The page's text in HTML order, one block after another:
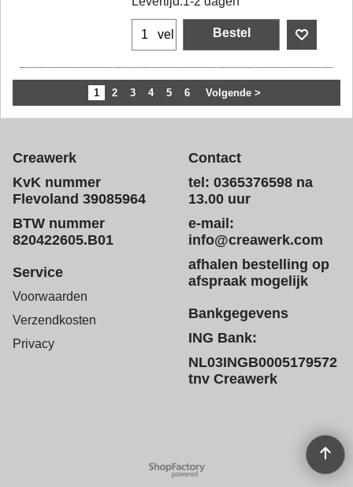
vel Bestel
1 2 3 4 5 6 Volgende >
Creawerk
KvK nummer
Flevoland 39085964
BTW nummer
820422605.B01
Contact
tel: 0365376598 na
13.00 uur
e-mail:
info@creawerk.com
afhalen bestelling op
afspraak mogelijk
Service
Voorwaarden
Verzendkosten
Privacy
Bankgegevens
ING Bank:
NL03INGB0005179572
tnv Creawerk
Webwinkel gemaakt met
ShopFactory webwinkel